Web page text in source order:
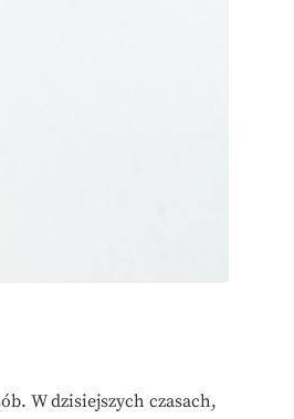
W dzisiejszych czasach,